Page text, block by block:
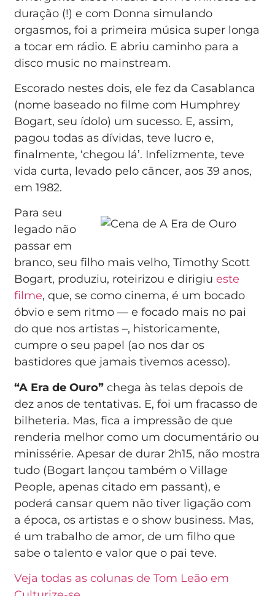
duração (!) e com Donna simulando
orgasmos, foi a primeira música super longa
a tocar em rádio. E abriu caminho para a
disco music no mainstream.
Escorado nestes dois, ele fez da Casablanca
(nome baseado no filme com Humphrey
Bogart, seu ídolo) um sucesso. E, assim,
pagou todas as dívidas, teve lucro e,
finalmente, ‘chegou lá’. Infelizmente, teve
vida curta, levado pelo câncer, aos 39 anos,
em 1982.
Para seu
legado não
passar em
branco, seu filho mais velho, Timothy Scott
Bogart, produziu, roteirizou e dirigiueste
filme, que, se como cinema, é um bocado
óbvio e sem ritmo — e focado mais no pai
do que nos artistas –, historicamente,
cumpre o seu papel (ao nos dar os
bastidores que jamais tivemos acesso).
“A Era de Ouro” chega às telas depois de
dez anos de tentativas. E, foi um fracasso de
bilheteria. Mas, fica a impressão de que
renderia melhor como um documentário ou
minissérie. Apesar de durar 2h15, não mostra
tudo (Bogart lançou também o Village
People, apenas citado em passant), e
poderá cansar quem não tiver ligação com
a época, os artistas e o show business. Mas,
é um trabalho de amor, de um filho que
sabe o talento e valor que o pai teve.
Veja todas as colunas de Tom Leão em